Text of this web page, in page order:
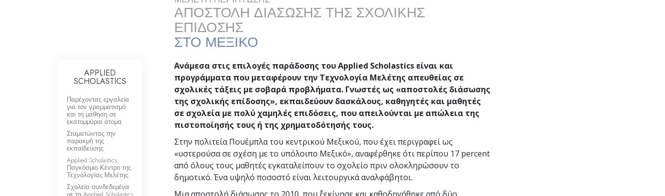
ΑΠΟΣΤΟΛΗ ΔΙΑΣΩΣΗΣ ΤΗΣ ΣΧΟΛΙΚΗΣ
ΕΠΙΔΟΣΗΣ
ΣΤΟ ΜΕΞΙΚΟ
Ανάμεσα στις επιλογές παράδοσης του Applied Scholastics είναι και
προγράμματα που μεταφέρουν την Τεχνολογία Μελέτης απευθείας σε
σχολικές τάξεις με σοβαρά προβλήματα. Γνωστές ως «αποστολές διάσωσης
της σχολικής επίδοσης», εκπαιδεύουν δασκάλους, καθηγητές και μαθητές
σε σχολεία με πολύ χαμηλές επιδόσεις, που απειλούνται με απώλεια της
πιστοποίησής τους ή της χρηματοδότησής τους.
Στην πολιτεία Πουέμπλα του κεντρικού Μεξικού, που έχει περιγραφεί ως
«υστερούσα σε σχέση με το υπόλοιπο Μεξικό», αναφέρθηκε ότι περίπου 17 percent
από όλους τους μαθητές εγκαταλείπουν το σχολείο πριν ολοκληρώσουν το
δημοτικό. Ένα υψηλό ποσοστό είναι λειτουργικά αναλφάβητοι.
APPLIED
SCHOLASTICS
Παρέχοντας εργαλεία
για τον γραμματισμό
και τη μάθηση σε
εκατομμύρια άτομα
Σταματώντας την
παρακμή της
εκπαίδευσης
Applied Scholastics:
Παγκόσμιο Κέντρο της
Τεχνολογίας Μελέτης
Σχολεία συνδεδεμένα